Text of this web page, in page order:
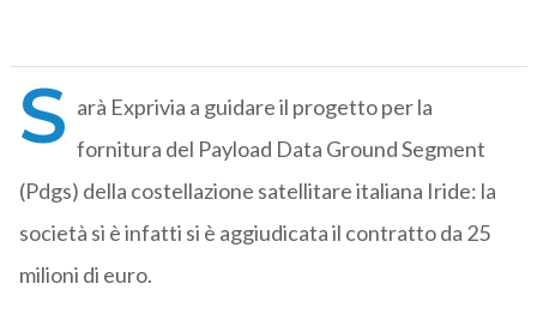
S arà Exprivia a guidare il progetto per la
fornitura del Payload Data Ground Segment
(Pdgs) della costellazione satellitare italiana Iride: la
società si è infatti si è aggiudicata il contratto da 25
milioni di euro.